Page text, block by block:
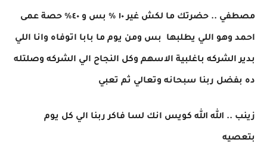
مصطفي .. حضرتك ما لكش غير ١٠ % بس و ٤٠% حصة عمى
احمد وهو اللي يطلبها بس ومن يوم ما بابا اتوفاه وانا اللي
بدير الشركه باغلبية الاسهم وكل النجاح الي الشركه وصلتله
ده بفضل ربنا سبحانه وتعالي ثم تعبي
زينب .. الله الله كويس انك لسا فاكر ربنا الي كل يوم
بتعصيه